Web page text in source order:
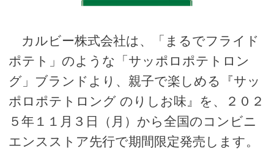
カルビー株式会社は、「まるでフライド
ポテト」のような「サッポロポテトロン
グ」ブランドより、親子で楽しめる『サッ
ポロポテトロング のりしお味』を、２０２
５年１１月３日（月）から全国のコンビニ
エンスストア先行で期間限定発売します。